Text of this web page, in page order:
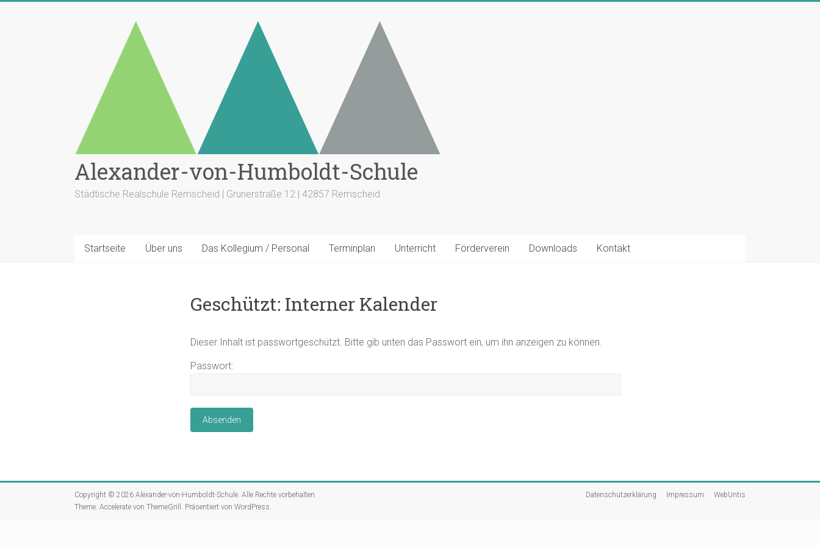
Alexander-von-Humboldt-Schule
Städtische Realschule Remscheid | Grunerstraße 12 | 42857 Remscheid
Startseite Über uns Das Kollegium / Personal Terminplan Unterricht Förderverein Downloads Kontakt
Geschützt: Interner Kalender
Dieser Inhalt ist passwortgeschützt. Bitte gib unten das Passwort ein, um ihn anzeigen zu können.
Passwort:
Copyright © 2026 Alexander-von-Humboldt-Schule. Alle Rechte vorbehalten.
Theme: Accelerate von ThemeGrill. Präsentiert von WordPress.
Datenschutzerklärung Impressum WebUntis